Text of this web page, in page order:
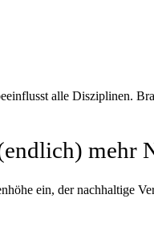
alle Disziplinen.
mehr
ein, der nachhaltige